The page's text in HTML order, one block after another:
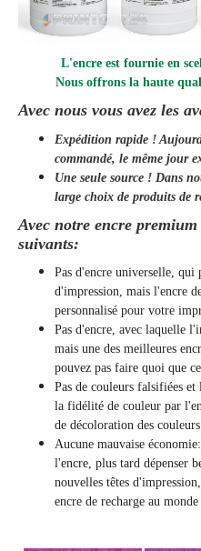
L'encre est fournie en
Nous offrons la haute
Avec nous vous avez les
Expédition rapide !
commandé, le même jour
Une seule source ! Dans
large choix de produits de
Avec notre encre premium
suivants:
Pas d'encre universelle, qui
d'impression, mais l'encre
personnalisé pour votre
Pas d'encre, avec laquelle
mais une des meilleures
pouvez pas faire quoi que
Pas de couleurs falsifiées
la fidélité de couleur par
de décoloration des
Aucune mauvaise
l'encre, plus tard dépenser
nouvelles têtes
encre de recharge au